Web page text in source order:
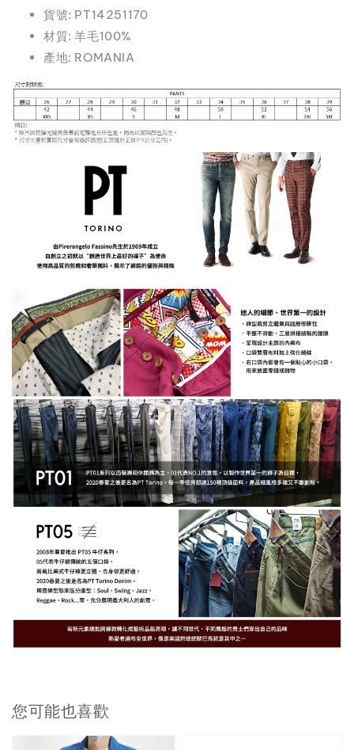
貨號: PT14251170
材質: 羊毛100%
產地: ROMANIA
您可能也喜歡